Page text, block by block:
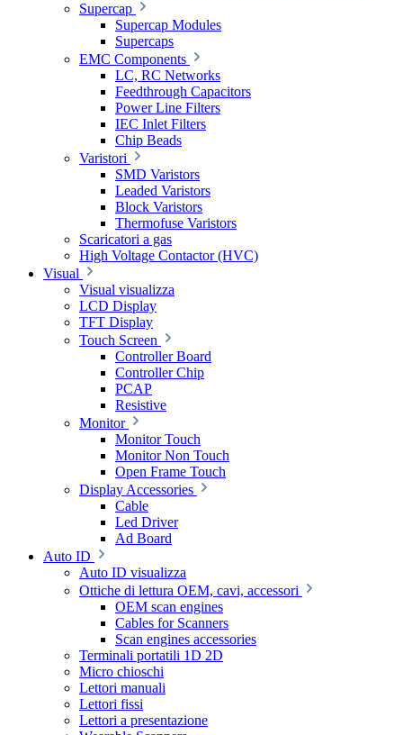
Supercap
Supercap Modules
Supercaps
EMC Components
LC, RC Networks
Feedthrough Capacitors
Power Line Filters
IEC Inlet Filters
Chip Beads
Varistori
SMD Varistors
Leaded Varistors
Block Varistors
Thermofuse Varistors
Scaricatori a gas
High Voltage Contactor (HVC)
Visual
Visual visualizza
LCD Display
TFT Display
Touch Screen
Controller Board
Controller Chip
PCAP
Resistive
Monitor
Monitor Touch
Monitor Non Touch
Open Frame Touch
Display Accessories
Cable
Led Driver
Ad Board
Auto ID
Auto ID visualizza
Ottiche di lettura OEM, cavi, accessori
OEM scan engines
Cables for Scanners
Scan engines accessories
Terminali portatili 1D 2D
Micro chioschi
Lettori manuali
Lettori fissi
Lettori a presentazione